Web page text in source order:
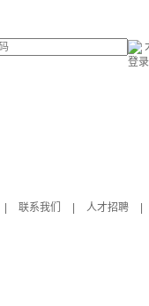
登录
联系我们 人才招聘